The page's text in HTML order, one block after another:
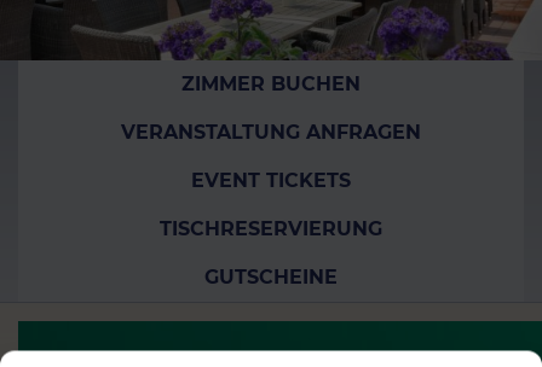
ZIMMER BUCHEN
VERANSTALTUNG ANFRAGEN
EVENT TICKETS
TISCHRESERVIERUNG
GUTSCHEINE